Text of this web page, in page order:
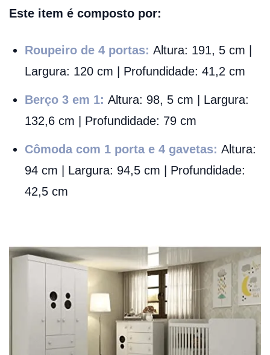
Este item é composto por:
Roupeiro de 4 portas: Altura: 191, 5 cm |
Largura: 120 cm | Profundidade: 41,2 cm
Berço 3 em 1: Altura: 98, 5 cm | Largura:
132,6 cm | Profundidade: 79 cm
Cômoda com 1 porta e 4 gavetas: Altura:
94 cm | Largura: 94,5 cm | Profundidade:
42,5 cm